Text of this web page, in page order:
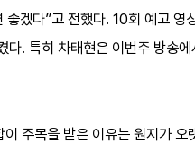
겠다”고 전했다. 10회 예고 영
다. 특히 차태현은 이번주 방송
주목을 받은 이유는 원지가 오